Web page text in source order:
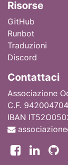
Risorse
GitHub
Runbot
Traduzioni
Discord
Contattaci
Associazione
C.F.
IBAN